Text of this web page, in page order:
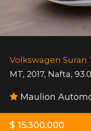
Volkswagen Suran
MT, 2017, Nafta,
Maulion
$ 15.300.000